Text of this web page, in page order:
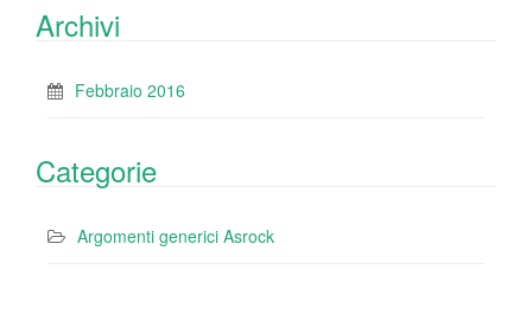
Archivi
Febbraio 2016
Categorie
Argomenti generici Asrock